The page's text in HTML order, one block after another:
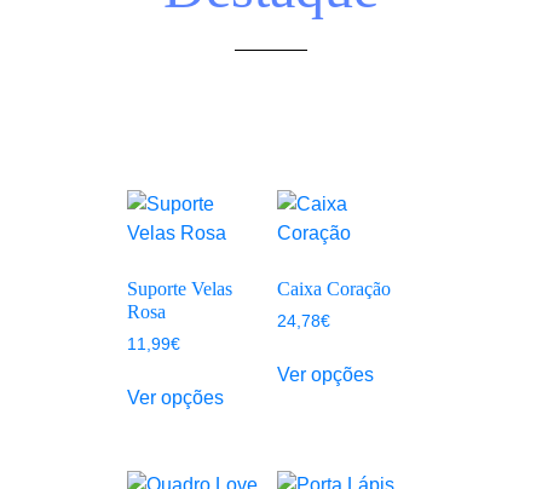
Suporte Velas
Rosa
11,99€
Ver opções
Caixa Coração
24,78€
Ver opções